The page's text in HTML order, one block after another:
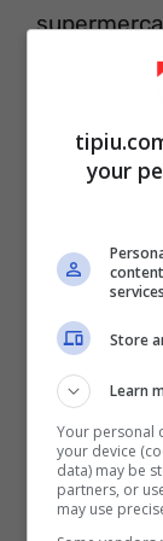
impianti
momento
your
Store
Learn
Your personal
your device
data) may be
partners, or
may use